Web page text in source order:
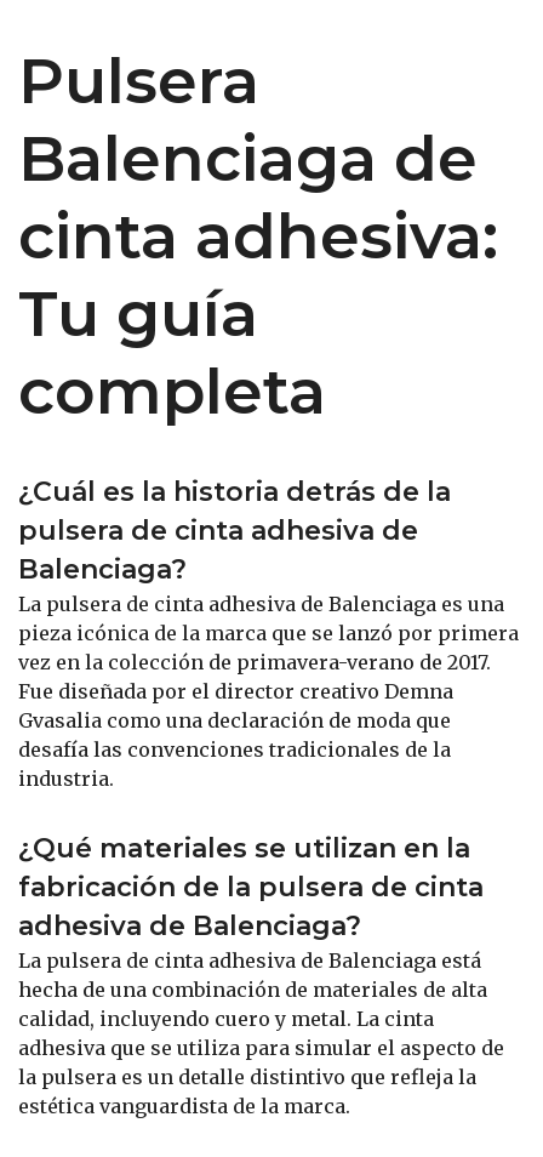
Pulsera
Balenciaga de
cinta adhesiva:
Tu guía
completa
¿Cuál es la historia detrás de la
pulsera de cinta adhesiva de
Balenciaga?
La pulsera de cinta adhesiva de Balenciaga es una
pieza icónica de la marca que se lanzó por primera
vez en la colección de primavera-verano de 2017.
Fue diseñada por el director creativo Demna
Gvasalia como una declaración de moda que
desafía las convenciones tradicionales de la
industria.
¿Qué materiales se utilizan en la
fabricación de la pulsera de cinta
adhesiva de Balenciaga?
La pulsera de cinta adhesiva de Balenciaga está
hecha de una combinación de materiales de alta
calidad, incluyendo cuero y metal. La cinta
adhesiva que se utiliza para simular el aspecto de
la pulsera es un detalle distintivo que refleja la
estética vanguardista de la marca.